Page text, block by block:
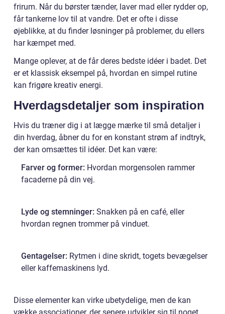
frirum. Når du børster tænder, laver mad eller rydder op,
får tankerne lov til at vandre. Det er ofte i disse
øjeblikke, at du finder løsninger på problemer, du ellers
har kæmpet med.
Mange oplever, at de får deres bedste idéer i badet. Det
er et klassisk eksempel på, hvordan en simpel rutine
kan frigøre kreativ energi.
Hverdagsdetaljer som inspiration
Hvis du træner dig i at lægge mærke til små detaljer i
din hverdag, åbner du for en konstant strøm af indtryk,
der kan omsættes til idéer. Det kan være:
Farver og former: Hvordan morgensolen rammer
facaderne på din vej.
Lyde og stemninger: Snakken på en café, eller
hvordan regnen trommer på vinduet.
Gentagelser: Rytmen i dine skridt, togets bevægelser
eller kaffemaskinens lyd.
Disse elementer kan virke ubetydelige, men de kan
vække associationer, der senere udvikler sig til noget